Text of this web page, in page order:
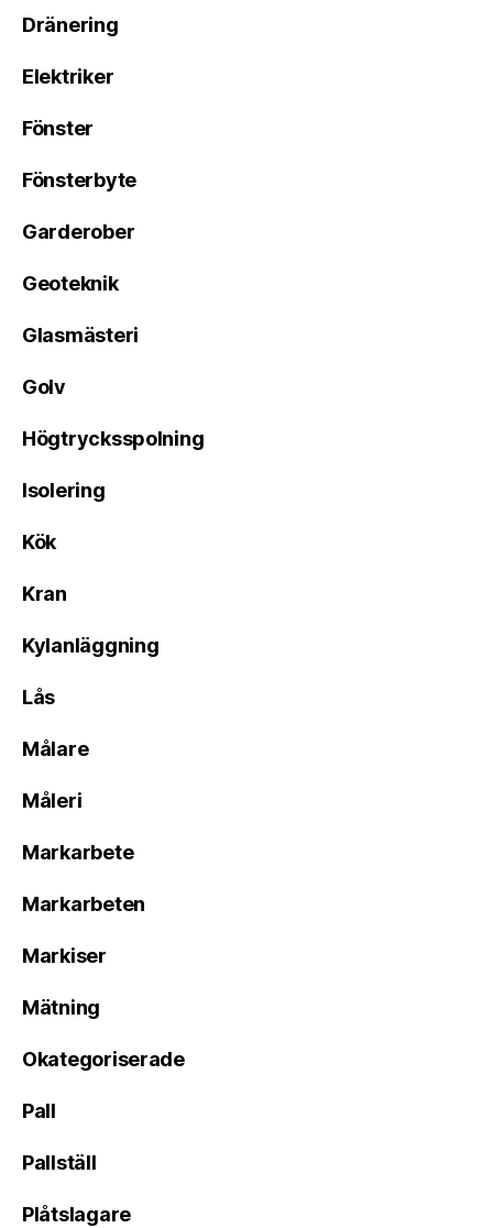
Dränering
Elektriker
Fönster
Fönsterbyte
Garderober
Geoteknik
Glasmästeri
Golv
Högtrycksspolning
Isolering
Kök
Kran
Kylanläggning
Lås
Målare
Måleri
Markarbete
Markarbeten
Markiser
Mätning
Okategoriserade
Pall
Pallställ
Plåtslagare